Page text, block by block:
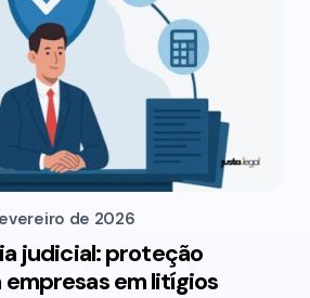
de 2026
judicial: proteção
em litígios